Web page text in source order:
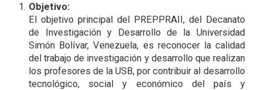
Objetivo:
El objetivo principal del PREPPRAII, del Decanato
de Investigación y Desarrollo de la Universidad
Simón Bolívar, Venezuela, es reconocer la calidad
del trabajo de investigación y desarrollo que realizan
los profesores de la USB, por contribuir al desarrollo
tecnológico, social y económico del país y